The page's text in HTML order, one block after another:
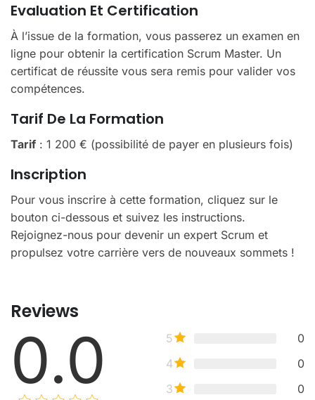
Evaluation Et Certification
À l’issue de la formation, vous passerez un examen en
ligne pour obtenir la certification Scrum Master. Un
certificat de réussite vous sera remis pour valider vos
compétences.
Tarif De La Formation
Tarif : 1 200 € (possibilité de payer en plusieurs fois)
Inscription
Pour vous inscrire à cette formation, cliquez sur le
bouton ci-dessous et suivez les instructions.
Rejoignez-nous pour devenir un expert Scrum et
propulsez votre carrière vers de nouveaux sommets !
Reviews
0.0 5
0
4
0
3
0